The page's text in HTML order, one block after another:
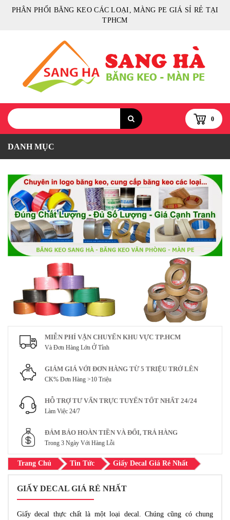
PHÂN PHỐI BĂNG KEO CÁC LOẠI, MÀNG PE GIÁ SỈ RẺ TẠI
TPHCM
0
DANH MỤC
MIỄN PHÍ VẬN CHUYỂN KHU VỰC TP.HCM
Và Đơn Hàng Lớn Ở Tỉnh
GIẢM GIÁ VỚI ĐƠN HÀNG TỪ 5 TRIỆU TRỞ LÊN
CK% Đơn Hàng >10 Triệu
HỖ TRỢ TƯ VẤN TRỰC TUYẾN TỐT NHẤT 24/24
Làm Việc 24/7
ĐẢM BẢO HOÀN TIỀN VÀ ĐỔI, TRẢ HÀNG
Trong 3 Ngày Với Hàng Lỗi
Trang Chủ Tin Tức Giấy Decal Giá Rẻ Nhất
GIẤY DECAL GIÁ RẺ NHẤT
Giấy decal thực chất là một loại decal. Chúng cũng có chung